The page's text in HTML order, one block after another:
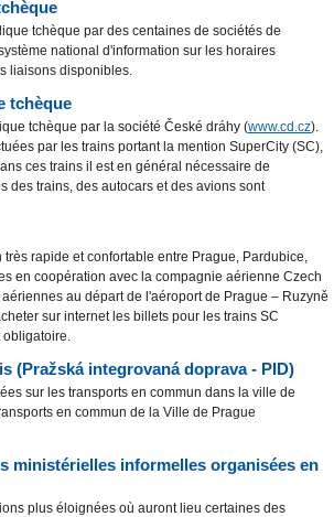
tchèque par des centaines de sociétés de
national d'information sur les horaires
liaisons disponibles.
tchèque
tchèque par la société České dráhy (www.cd.cz).
par les trains portant la mention SuperCity (SC),
ces trains il est en général nécessaire de
des trains, des autocars et des avions sont
rapide et confortable entre Prague, Pardubice,
en coopération avec la compagnie aérienne Czech
au départ de l'aéroport de Prague – Ruzyně
sur internet les billets pour les trains SC
obligatoire.
(Pražská integrovaná doprava - PID)
sur les transports en commun dans la ville de
en commun de la Ville de Prague
ministérielles informelles organisées en
plus éloignées où auront lieu certaines des